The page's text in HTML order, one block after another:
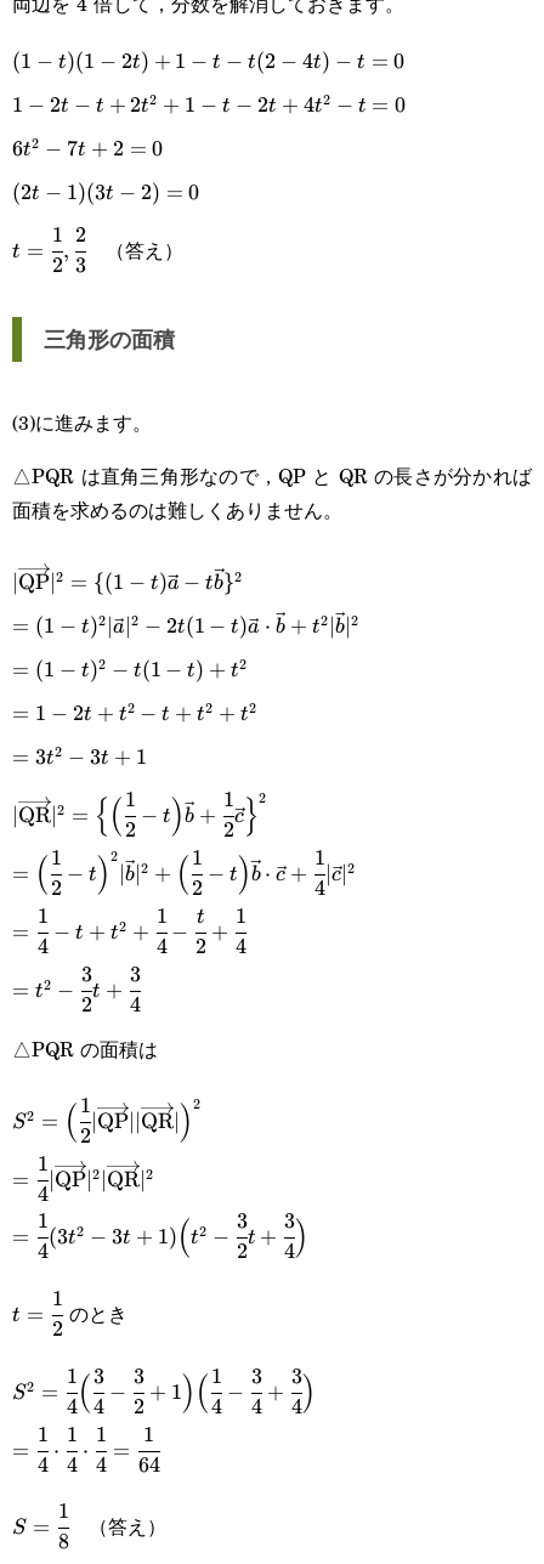
{2}+\cfrac{1}{2}(1-
t)\cdot\cfrac{1}{2}-
t\Big(\cfrac{1}{2}-
t\Big)-\cfrac{1}
{2}t\cdot\cfrac{1}
{2}=0
(1-t)
(1-
2t)+1-
t-t(2-
(1 − t)(1 − 2t) + 1 − t − t(2 − 4t) − t = 0
1-2t-
t+2t^2+1-
t-2t+4t^2-
1 − 2t − t + 2t2 + 1 − t − 2t + 4t2 − t = 0
6t^2-
7t+2=0
6t2 − 7t + 2 = 0
(2t-
2)=0
(2t − 1)(3t − 2) = 0
t=\cfrac{1}
{2},\cfrac{2}
{3}
t =
2
1
,
3
2
（答え）
三角形の面積
(3)に進みます。
△PQR は直角三角形なので，QP と QR の長さが分かれば
面積を求めるのは難しくありません。
|\overrightarrow{\text{QP}}|^2=\
{(1-t)\vec{a}-t\vec{b}\}^2
QP 2 = {(1 − t)a − tb}2
=(1-t)^2|\vec{a}|^2-2t(1-
t)\vec{a}\cdot\vec{b}+t^2|\vec{b}|^2
= (1 − t)2 a 2 − 2t(1 − t)a ⋅ b + t2 b∣ 2
=(1-
t)^2-
t(1-
t)+t^2
= (1 − t)2 − t(1 − t) + t2
=1-
2t+t^2-
t+t^2+t^2
= 1 − 2t + t2 − t + t2 + t2
=3t^2-
3t+1
= 3t2 − 3t + 1
|\overrightarrow{\text{QR}}|^2=\Big\
{\Big(\cfrac{1}{2}-
t\Big)\vec{b}+\cfrac{1}
{2}\vec{c}\Big\}^2
QR∣ 2 = {( 2
1
− t)b +
2
1
c}2
=\Big(\cfrac{1}{2}-
t\Big)^2|\vec{b}|^2+\Big(\cfrac{1}
{2}-
t\Big)\vec{b}\cdot\vec{c}+\cfrac{1}
= ( 2
1
− t) 2
b∣ 2 + ( 2
1
− t)b ⋅ c +
4
1
∣c∣2
=\cfrac{1}{4}-
t+t^2+\cfrac{1}
{4}-\cfrac{t}
{2}+\cfrac{1}
=
4
1
− t + t2 +
4
1
−
2
t
+
4
1
=t^2-\cfrac{3}
{2}t+\cfrac{3}
{4}
= t2 −
2
3
t +
4
3
△PQR の面積は
S^2=\Big(\cfrac{1}
S2 = ( 2
1
∣ QP∣∣ QR∣ ) 2
=\cfrac{1}
=
4
1
∣ QP∣ 2 QR∣ 2
=\cfrac{1}{4}
(3t^2-
3t+1)\Big(t^2-
{2}t+\cfrac{3}
{4}\Big)
=
4
1
(3t2 − 3t + 1)(t2 −
2
3
t +
4
3)
t=\cfrac{1}
t =
2
1
のとき
S^2=\cfrac{1}
{4}\Big(\cfrac{3}{4}-
\cfrac{3}
{2}+1\Big)\Big(\cfrac{1}
{4}-\cfrac{3}
S2 =
4
1(4
3
−
2
3
+ 1)(4
1
−
4
3
+
4
3)
=\cfrac{1}
{4}\cdot\cfrac{1}
{4}\cdot\cfrac{1}
=
4
1
⋅
4
1
⋅
4
1
=
64
1
S=\cfrac{1}
S =
8
1
（答え）